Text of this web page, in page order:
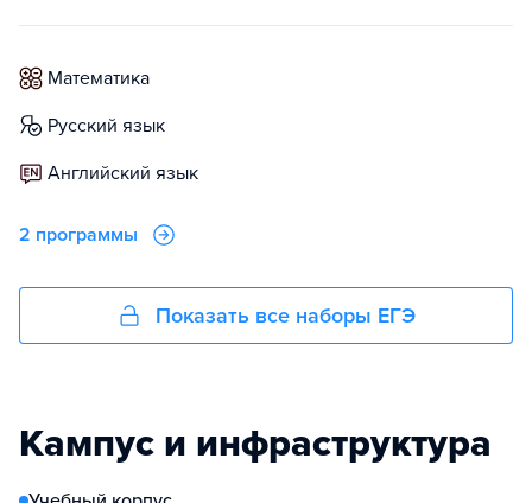
математика
русский язык
английский язык
2 программы
Показать все наборы ЕГЭ
Кампус и инфраструктура